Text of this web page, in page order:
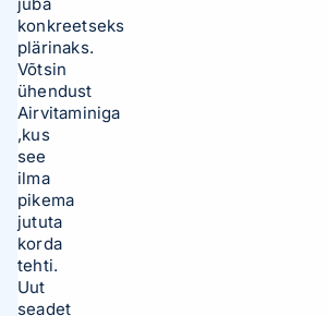
konkreetseks
plärinaks.
Võtsin
ühendust
Airvitaminiga
,kus
see
ilma
pikema
jututa
korda
tehti.
Uut
seadet